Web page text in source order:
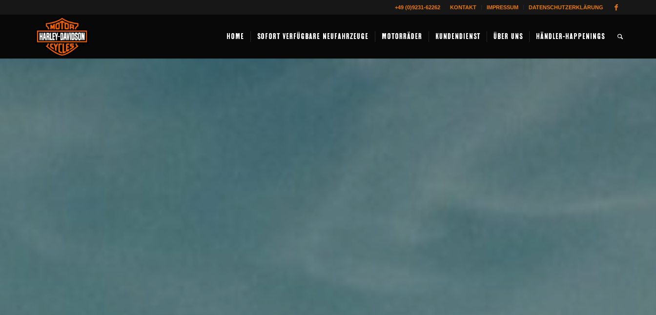
KONTAKT IMPRESSUM DATENSCHUTZERKLÄRUNG
+49 (0)9231-62262
HOME SOFORT VERFÜGBARE NEUFAHRZEUGE MOTORRÄDER KUNDENDIENST ÜBER UNS HÄNDLER-HAPPENINGS